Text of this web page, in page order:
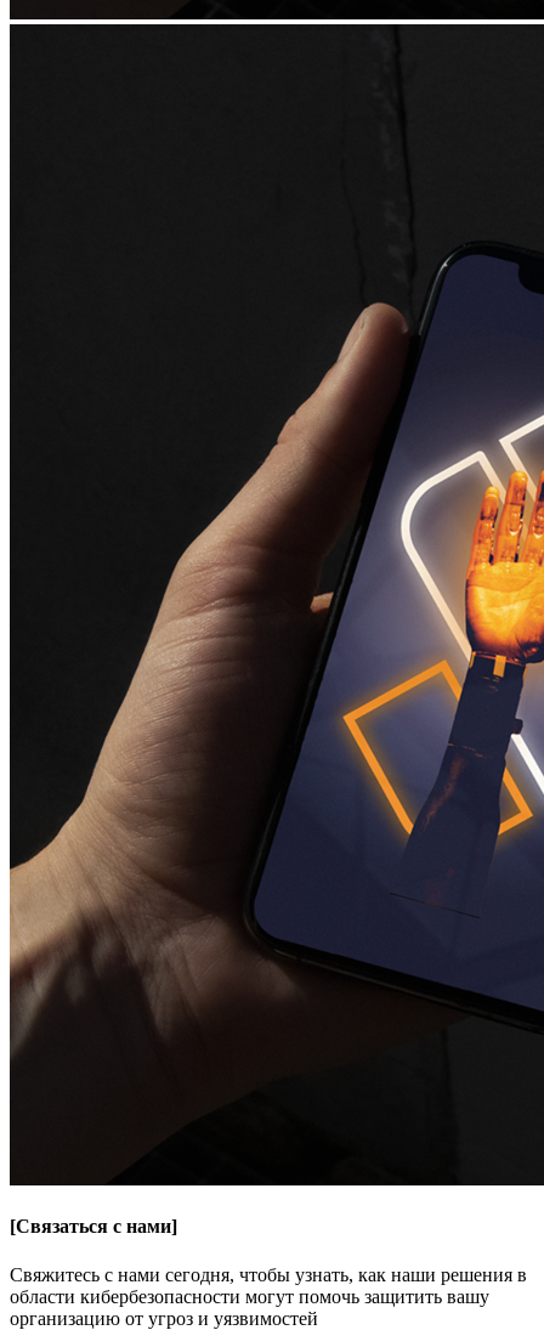
[Связаться с нами]
Свяжитесь с нами сегодня, чтобы узнать, как наши решения в
области кибербезопасности могут помочь защитить вашу
организацию от угроз и уязвимостей